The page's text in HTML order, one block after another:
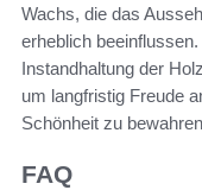
Wachs, die das
erheblich
Instandhaltung der
um langfristig Freude
Schönheit zu
FAQ